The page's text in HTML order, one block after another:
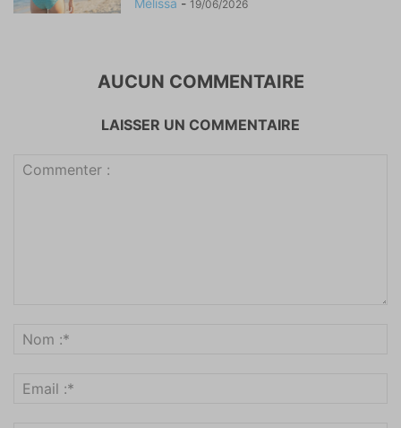
Mélissa - 19/06/2026
AUCUN COMMENTAIRE
LAISSER UN COMMENTAIRE